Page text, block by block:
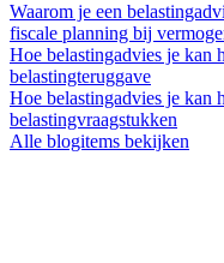
Waarom je een
fiscale planning bij
Hoe belastingadvies je kan
belastingteruggave
Hoe belastingadvies je kan
belastingvraagstukken
Alle blogitems bekijken